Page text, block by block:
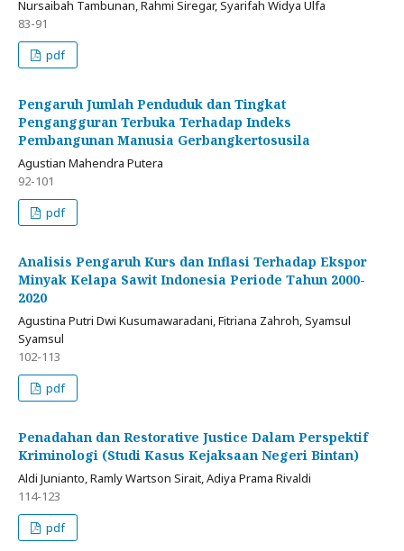
Nursaibah Tambunan, Rahmi Siregar, Syarifah Widya Ulfa
83-91
pdf
Pengaruh Jumlah Penduduk dan Tingkat
Pengangguran Terbuka Terhadap Indeks
Pembangunan Manusia Gerbangkertosusila
Agustian Mahendra Putera
92-101
pdf
Analisis Pengaruh Kurs dan Inflasi Terhadap Ekspor
Minyak Kelapa Sawit Indonesia Periode Tahun 2000-
2020
Agustina Putri Dwi Kusumawaradani, Fitriana Zahroh, Syamsul
Syamsul
102-113
pdf
Penadahan dan Restorative Justice Dalam Perspektif
Kriminologi (Studi Kasus Kejaksaan Negeri Bintan)
Aldi Junianto, Ramly Wartson Sirait, Adiya Prama Rivaldi
114-123
pdf